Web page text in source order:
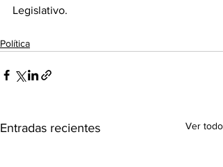
Legislativo.
Política
Entradas recientes Ver todo